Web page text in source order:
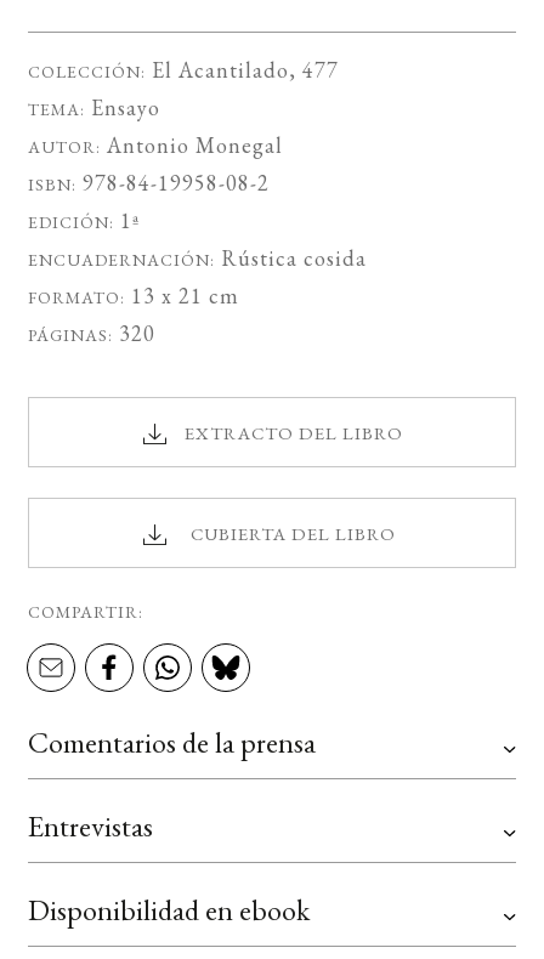
COLECCIÓN: El Acantilado, 477
TEMA: Ensayo
AUTOR: Antonio Monegal
ISBN: 978-84-19958-08-2
EDICIÓN: 1ª
ENCUADERNACIÓN: Rústica cosida
FORMATO: 13 x 21 cm
PÁGINAS: 320
EXTRACTO DEL LIBRO
CUBIERTA DEL LIBRO
COMPARTIR:
Comentarios de la prensa
Entrevistas
Disponibilidad en ebook